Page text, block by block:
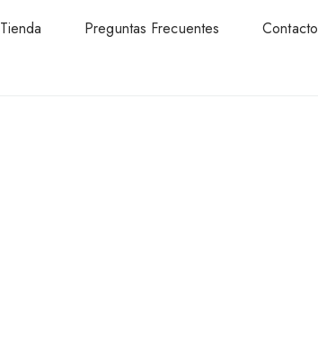
Tienda Preguntas Frecuentes Contacto